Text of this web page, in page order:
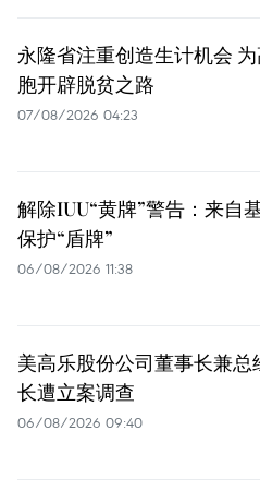
永隆省注重创造生计机会
胞开辟脱贫之路
07/08/2026 04:23
解除IUU“黄牌”警告：来自
保护“盾牌”
06/08/2026 11:38
美高乐股份公司董事长兼总
长遭立案调查
06/08/2026 09:40